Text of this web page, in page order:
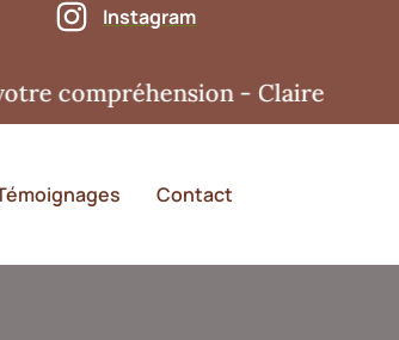
Instagram
- Claire
Contact